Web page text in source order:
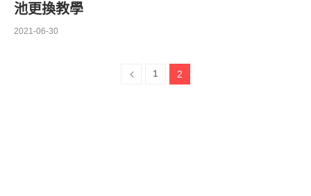
池更換教學
2021-06-30
1 2